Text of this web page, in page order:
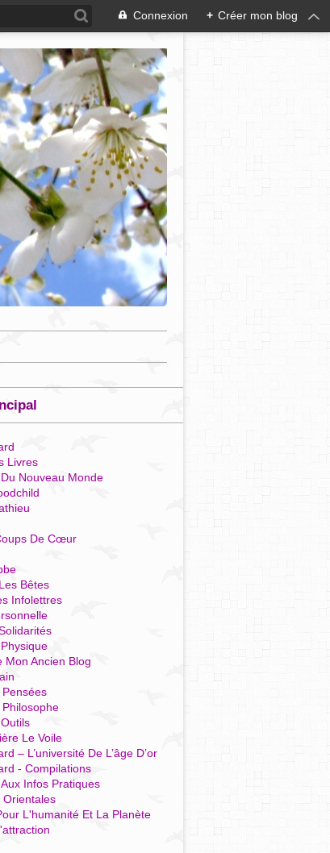
Connexion + Créer mon blog
Livres
Nouveau Monde
De Cœur
Bêtes
Infolettres
Mon Ancien Blog
Le Voile
– L’université De L’âge D’or
- Compilations
Infos Pratiques
Orientales
L'humanité Et La Planète